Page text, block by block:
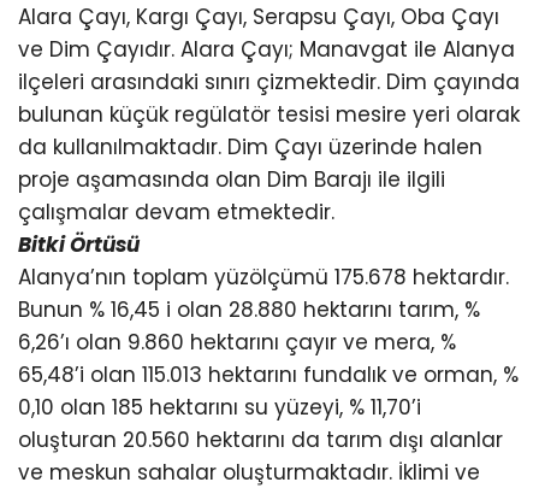
Alara Çayı, Kargı Çayı, Serapsu Çayı, Oba Çayı
ve Dim Çayıdır. Alara Çayı; Manavgat ile Alanya
ilçeleri arasındaki sınırı çizmektedir. Dim çayında
bulunan küçük regülatör tesisi mesire yeri olarak
da kullanılmaktadır. Dim Çayı üzerinde halen
proje aşamasında olan Dim Barajı ile ilgili
çalışmalar devam etmektedir.
Bitki Örtüsü
Alanya’nın toplam yüzölçümü 175.678 hektardır.
Bunun % 16,45 i olan 28.880 hektarını tarım, %
6,26’ı olan 9.860 hektarını çayır ve mera, %
65,48’i olan 115.013 hektarını fundalık ve orman, %
0,10 olan 185 hektarını su yüzeyi, % 11,70’i
oluşturan 20.560 hektarını da tarım dışı alanlar
ve meskun sahalar oluşturmaktadır. İklimi ve